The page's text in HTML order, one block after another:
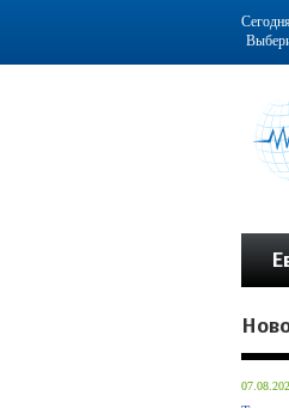
Информационно-аналитическое